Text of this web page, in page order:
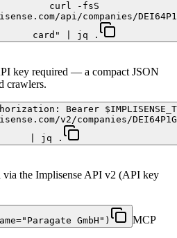
curl -fsS
api/companies/
card" | jq .
key required — a compact JSON
crawlers.
Bearer
v2/companies/
| jq .
via the Implisense API v2 (API key
GmbH") MCP